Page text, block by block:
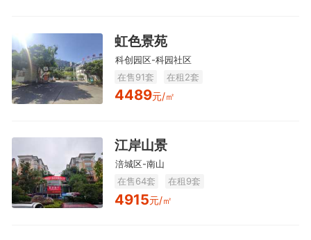
虹色景苑
科创园区-科园社区
在售91套
在租2套
4489元/㎡
江岸山景
涪城区-南山
在售64套
在租9套
4915元/㎡